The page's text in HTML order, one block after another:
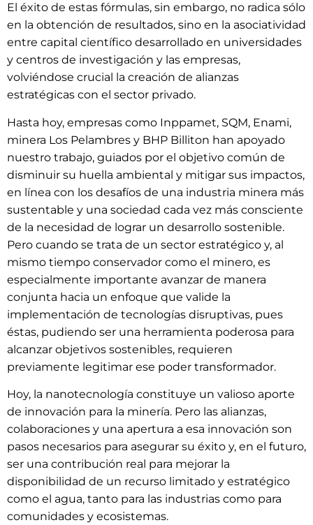
El éxito de estas fórmulas, sin embargo, no radica sólo
en la obtención de resultados, sino en la asociatividad
entre capital científico desarrollado en universidades
y centros de investigación y las empresas,
volviéndose crucial la creación de alianzas
estratégicas con el sector privado.
Hasta hoy, empresas como Inppamet, SQM, Enami,
minera Los Pelambres y BHP Billiton han apoyado
nuestro trabajo, guiados por el objetivo común de
disminuir su huella ambiental y mitigar sus impactos,
en línea con los desafíos de una industria minera más
sustentable y una sociedad cada vez más consciente
de la necesidad de lograr un desarrollo sostenible.
Pero cuando se trata de un sector estratégico y, al
mismo tiempo conservador como el minero, es
especialmente importante avanzar de manera
conjunta hacia un enfoque que valide la
implementación de tecnologías disruptivas, pues
éstas, pudiendo ser una herramienta poderosa para
alcanzar objetivos sostenibles, requieren
previamente legitimar ese poder transformador.
Hoy, la nanotecnología constituye un valioso aporte
de innovación para la minería. Pero las alianzas,
colaboraciones y una apertura a esa innovación son
pasos necesarios para asegurar su éxito y, en el futuro,
ser una contribución real para mejorar la
disponibilidad de un recurso limitado y estratégico
como el agua, tanto para las industrias como para
comunidades y ecosistemas.